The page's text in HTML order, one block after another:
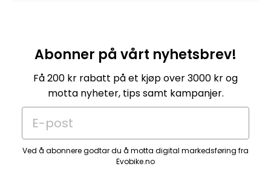
Abonner på vårt nyhetsbrev!
Få 200 kr rabatt på et kjøp over 3000 kr og
motta nyheter, tips samt kampanjer.
E-post
Ved å abonnere godtar du å motta digital markedsføring fra
Evobike.no